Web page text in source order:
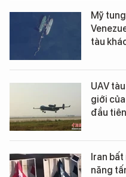
Mỹ
tàu
UAV
giới
đầu tiên
Iran bất
năng